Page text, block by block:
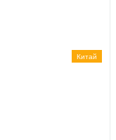
Китай